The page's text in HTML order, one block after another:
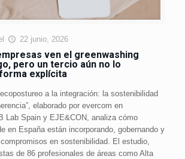
22 junio, 2026
ven el greenwashing
pero un tercio aún no lo
explícita
a la integración: la sostenibilidad
elaborado por evercom en
Lab Spain y EJE&CON, analiza cómo
en España están incorporando, gobernando y
en sostenibilidad. El estudio,
de 86 profesionales de áreas como Alta